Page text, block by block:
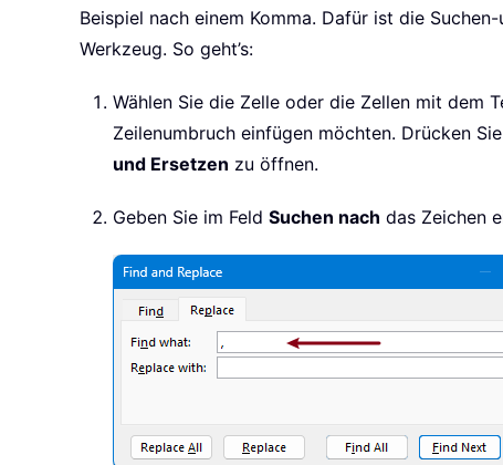
Beispiel nach einem Komma. Dafür ist die
Werkzeug. So geht’s:
Wählen Sie die Zelle oder die Zellen mit dem
Zeilenumbruch einfügen möchten. Drücken
und Ersetzen zu öffnen.
Geben Sie im Feld Suchen nach das Zeichen